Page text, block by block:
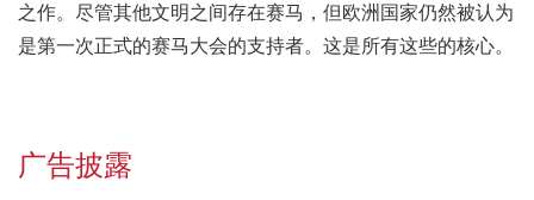
之作。尽管其他文明之间存在赛马，但欧洲国家仍然被认为
是第一次正式的赛马大会的支持者。这是所有这些的核心。
广告披露